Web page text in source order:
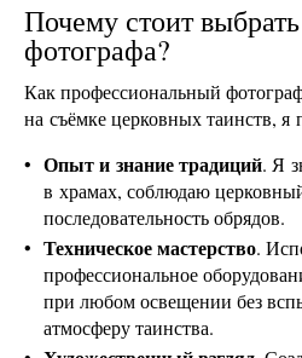
Почему стоит
фотографа?
Как профессиональный
на съёмке церковных таинств, я
Опыт и знание традиций. Я
в храмах, соблюдаю
последовательность обрядов.
Техническое мастерство.
профессиональное
при любом освещении без
атмосферу таинства.